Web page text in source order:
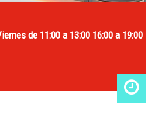
de 11:00 a 13:00 16:00 a 19:00